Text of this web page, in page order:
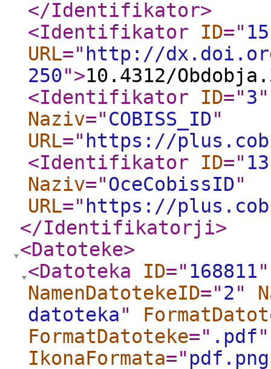
</Identifikator>
<Identifikator
ID=" 15
URL=" http://
250">10.4312/
<Identifikator
ID="3"
Naziv="COBISS_ID"
URL=" https://
<Identifikator
ID=" 13
Naziv="OceCobissID"
URL=" https://
</Identifikatorji>
<Datoteke>
<Datoteka
ID=" 168811"
NamenDatotekeID="2"
datoteka"
FormatDatoteke=" .pdf"
IkonaFormata=" pdf.png